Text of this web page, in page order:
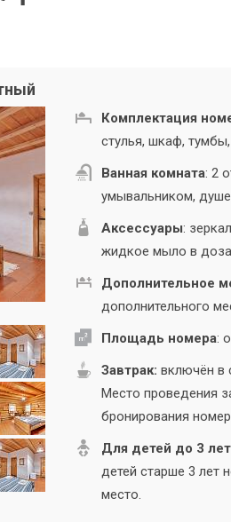
Комплектация
стулья, шкаф,
Ванная комната: 2
умывальником,
Аксессуары:
жидкое мыло в
Дополнительное
дополнительного
Площадь номера:
Завтрак: включён в
Место проведения
бронирования
Для детей до 3
детей старше 3 лет
место.